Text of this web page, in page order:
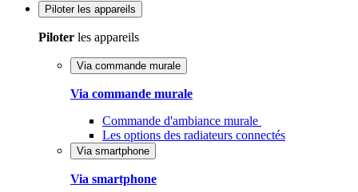
Piloter les appareils
Piloter les appareils
Via commande murale
Via commande murale
Commande d'ambiance murale
Les options des radiateurs connectés
Via smartphone
Via smartphone